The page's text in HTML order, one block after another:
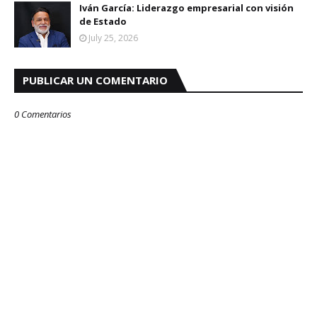
Iván García: Liderazgo empresarial con visión
de Estado
July 25, 2026
PUBLICAR UN COMENTARIO
0 Comentarios